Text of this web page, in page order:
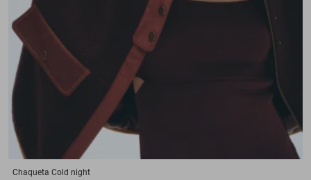
Chaqueta Cold night